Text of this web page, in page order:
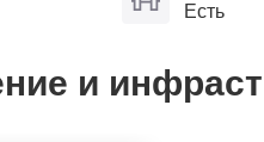
Есть
и